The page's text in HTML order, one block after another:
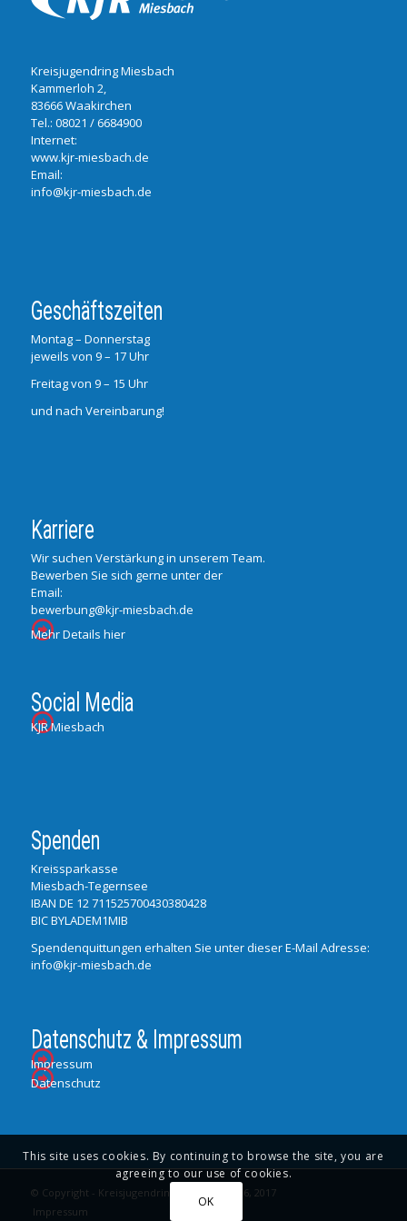
Kreisjugendring Miesbach
Kammerloh 2,
83666 Waakirchen
Tel.: 08021 / 6684900
Internet:
www.kjr-miesbach.de
Email:
info@kjr-miesbach.de
Geschäftszeiten
Montag – Donnerstag
jeweils von 9 – 17 Uhr
Freitag von 9 – 15 Uhr
und nach Vereinbarung!
Karriere
Wir suchen Verstärkung in unserem Team.
Bewerben Sie sich gerne unter der
Email:
bewerbung@kjr-miesbach.de
Mehr Details hier
Social Media
KJR Miesbach
Spenden
Kreissparkasse
Miesbach-Tegernsee
IBAN DE 12 711525700430380428
BIC BYLADEM1MIB
Spendenquittungen erhalten Sie unter dieser E-Mail Adresse:
info@kjr-miesbach.de
Datenschutz & Impressum
Impressum
Datenschutz
© Copyright - Kreisjugendring Miesbach 2016, 2017
Impressum
This site uses cookies. By continuing to browse the site, you are
agreeing to our use of cookies.
OK